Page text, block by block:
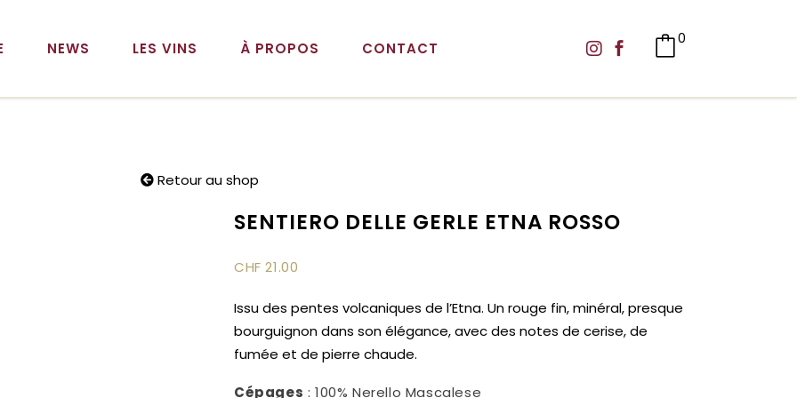
NEWS LES VINS À PROPOS CONTACT
0
Retour au shop
SENTIERO DELLE GERLE ETNA ROSSO
CHF 21.00
Issu des pentes volcaniques de l’Etna. Un rouge fin, minéral, presque
bourguignon dans son élégance, avec des notes de cerise, de
fumée et de pierre chaude.
Cépages : 100% Nerello Mascalese